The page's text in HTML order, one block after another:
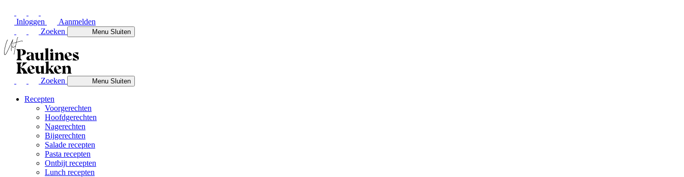
Inloggen
Aanmelden
Zoeken
MenuSluiten
Zoeken MenuSluiten
Recepten
Voorgerechten
Hoofdgerechten
Nagerechten
Bijgerechten
Salade recepten
Pasta recepten
Ontbijt recepten
Lunch recepten